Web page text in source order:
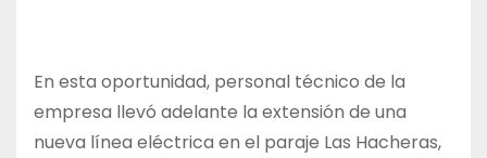
En esta oportunidad, personal técnico de la
empresa llevó adelante la extensión de una
nueva línea eléctrica en el paraje Las Hacheras,